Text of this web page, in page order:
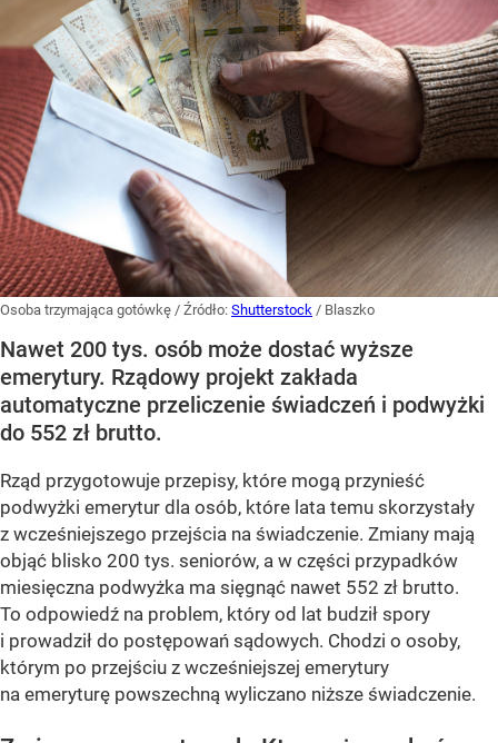
Osoba trzymająca gotówkę / Źródło: Shutterstock / Blaszko
Nawet 200 tys. osób może dostać wyższe
emerytury. Rządowy projekt zakłada
automatyczne przeliczenie świadczeń i podwyżki
do 552 zł brutto.
Rząd przygotowuje przepisy, które mogą przynieść
podwyżki emerytur dla osób, które lata temu skorzystały
z wcześniejszego przejścia na świadczenie. Zmiany mają
objąć blisko 200 tys. seniorów, a w części przypadków
miesięczna podwyżka ma sięgnąć nawet 552 zł brutto.
To odpowiedź na problem, który od lat budził spory
i prowadził do postępowań sądowych. Chodzi o osoby,
którym po przejściu z wcześniejszej emerytury
na emeryturę powszechną wyliczano niższe świadczenie.